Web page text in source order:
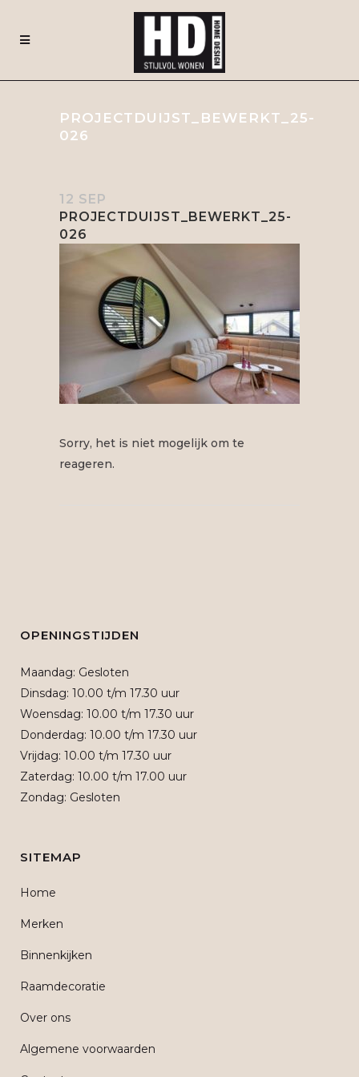
PROJECTDUIJST_BEWERKT_25-
026
12 SEP
PROJECTDUIJST_BEWERKT_25-
026
Sorry, het is niet mogelijk om te
reageren.
OPENINGSTIJDEN
Maandag: Gesloten
Dinsdag: 10.00 t/m 17.30 uur
Woensdag: 10.00 t/m 17.30 uur
Donderdag: 10.00 t/m 17.30 uur
Vrijdag: 10.00 t/m 17.30 uur
Zaterdag: 10.00 t/m 17.00 uur
Zondag: Gesloten
SITEMAP
Home
Merken
Binnenkijken
Raamdecoratie
Over ons
Algemene voorwaarden